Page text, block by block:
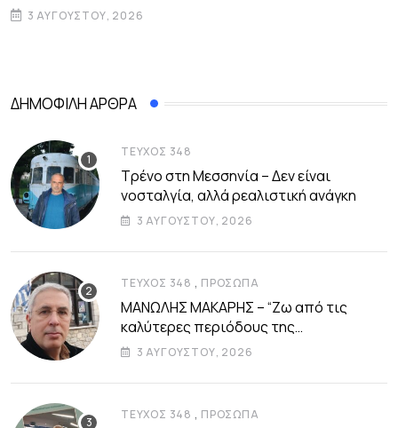
3 ΑΥΓΟΎΣΤΟΥ, 2026
ΔΗΜΟΦΙΛΉ ΆΡΘΡΑ
ΤΕΎΧΟΣ 348
Τρένο στη Μεσσηνία – Δεν είναι
νοσταλγία, αλλά ρεαλιστική ανάγκη
3 ΑΥΓΟΎΣΤΟΥ, 2026
ΤΕΎΧΟΣ 348 , ΠΡΌΣΩΠΑ
ΜΑΝΩΛΗΣ ΜΑΚΑΡΗΣ – “Ζω από τις
καλύτερες περιόδους της
αυτοδιοικητικής μου ζωής”
3 ΑΥΓΟΎΣΤΟΥ, 2026
ΤΕΎΧΟΣ 348 , ΠΡΌΣΩΠΑ